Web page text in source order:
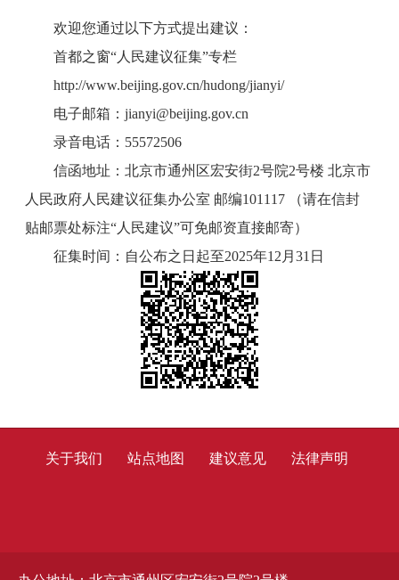
欢迎您通过以下方式提出建议：
首都之窗“人民建议征集”专栏
http://www.beijing.gov.cn/hudong/jianyi/
电子邮箱：jianyi@beijing.gov.cn
录音电话：55572506
信函地址：北京市通州区宏安街2号院2号楼 北京市
人民政府人民建议征集办公室 邮编101117 （请在信封
贴邮票处标注“人民建议”可免邮资直接邮寄）
征集时间：自公布之日起至2025年12月31日
关于我们 站点地图 建议意见 法律声明